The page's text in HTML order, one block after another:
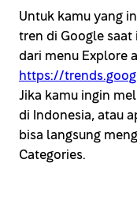
Untuk kamu yang
tren di Google saat
dari menu Explore
https://
Jika kamu ingin
di Indonesia, atau
bisa langsung
Categories.